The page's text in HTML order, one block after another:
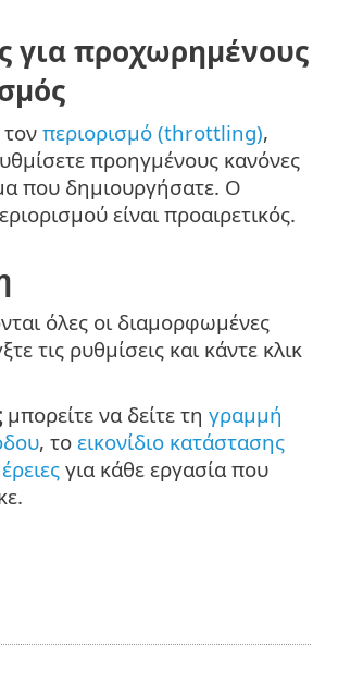
για προχωρημένους
περιορισμό (throttling),
προηγμένους κανόνες
που δημιουργήσατε. Ο
είναι προαιρετικός.
όλες οι διαμορφωμένες
τις ρυθμίσεις και κάντε κλικ
μπορείτε να δείτε τη γραμμή
, το εικονίδιο κατάστασης
για κάθε εργασία που